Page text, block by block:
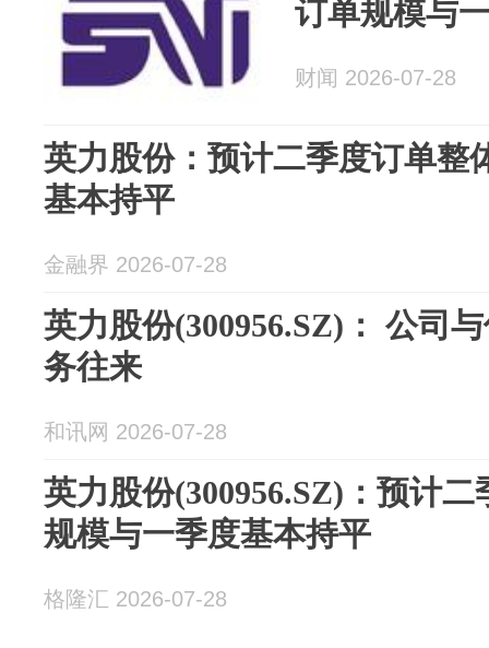
订单规模与
财闻 2026-07-28
英力股份：预计二季度订单整
基本持平
金融界 2026-07-28
英力股份(300956.SZ)： 公司
务往来
和讯网 2026-07-28
英力股份(300956.SZ)：预计
规模与一季度基本持平
格隆汇 2026-07-28